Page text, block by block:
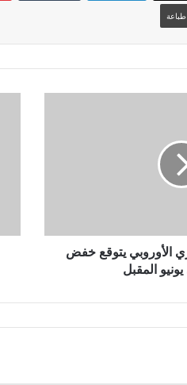
طباعة
الأوروبي يتوقع خفض
المقبل